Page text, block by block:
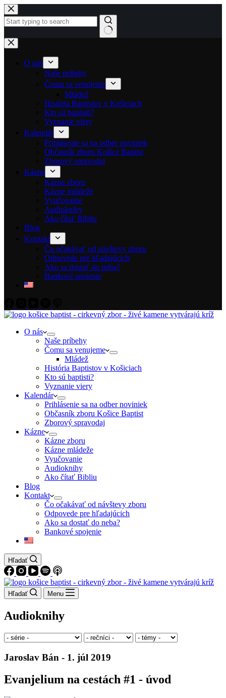
Skip to content
No results
O nás
Naše príbehy
Čomu sa venujeme
Mládež
História Baptistov v Košiciach
Kto sú baptisti?
Vyznanie viery
Kalendár
Prihlásenie sa na odber noviniek
Občasník zboru Košice Baptist
Zborový spravodaj
Kázne
Kázne zboru
Kázne mládeže
Vyučovanie
Audioknihy
Ako čítať Bibliu
Blog
Kontakt
Čo očakávať od návštevy zboru
Odpovede pre hľadajúcich
Ako sa dostať do neba?
Bankové spojenie
O nás
Naše príbehy
Čomu sa venujeme
Mládež
História Baptistov v Košiciach
Kto sú baptisti?
Vyznanie viery
Kalendár
Prihlásenie sa na odber noviniek
Občasník zboru Košice Baptist
Zborový spravodaj
Kázne
Kázne zboru
Kázne mládeže
Vyučovanie
Audioknihy
Ako čítať Bibliu
Blog
Kontakt
Čo očakávať od návštevy zboru
Odpovede pre hľadajúcich
Ako sa dostať do neba?
Bankové spojenie
Hľadať
Hľadať Menu
Audioknihy
Jaroslav Bán - 1. júl 2019
Evanjelium na cestách #1 - úvod